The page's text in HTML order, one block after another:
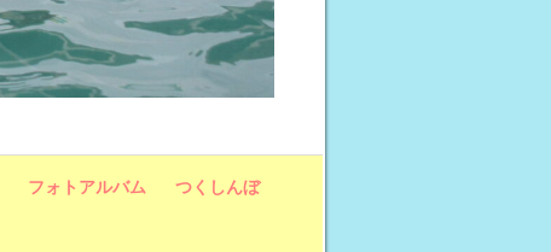
フォトアルバム つくしんぼ